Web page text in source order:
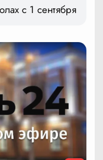
с 1 сентября